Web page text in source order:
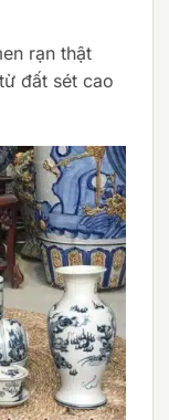
rạn thật
đất sét cao